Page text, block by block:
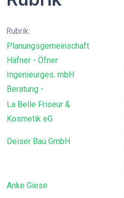
Rubrik:
Planungsgemeinschaft
Häfner - Öfner
Ingenieurges. mbH
Beratung -
La Belle Friseur &
Kosmetik eG
Deiser Bau GmbH
Anke Giese